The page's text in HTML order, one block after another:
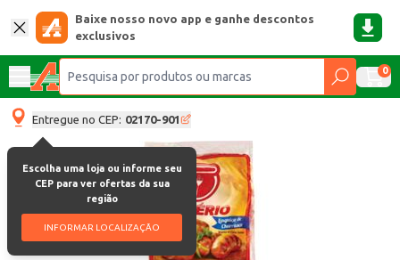
Baixe nosso novo app e ganhe descontos
exclusivos
0
Entregue no CEP: 02170-901
Escolha uma loja ou informe seu
CEP para ver ofertas da sua
região
INFORMAR LOCALIZAÇÃO